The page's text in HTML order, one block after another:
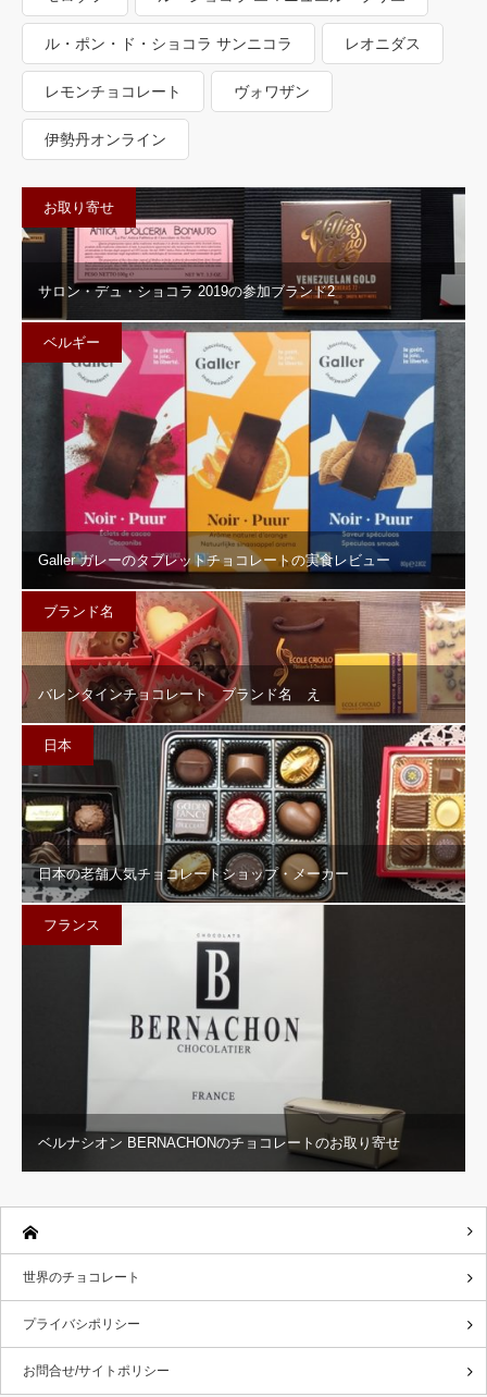
ル・ポン・ド・ショコラ サンニコラ レオニダス
レモンチョコレート ヴォワザン
伊勢丹オンライン
お取り寄せ
サロン・デュ・ショコラ 2019の参加ブランド2
ベルギー
Galler ガレーのタブレットチョコレートの実食レビュー
ブランド名
バレンタインチョコレート ブランド名 え
日本
日本の老舗人気チョコレートショップ・メーカー
フランス
ベルナシオン BERNACHONのチョコレートのお取り寄せ
世界のチョコレート
プライバシポリシー
お問合せ/サイトポリシー